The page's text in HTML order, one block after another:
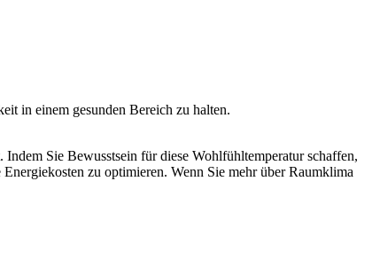
in einem gesunden Bereich zu halten.
Sie Bewusstsein für diese Wohlfühltemperatur schaffen,
zu optimieren. Wenn Sie mehr über Raumklima